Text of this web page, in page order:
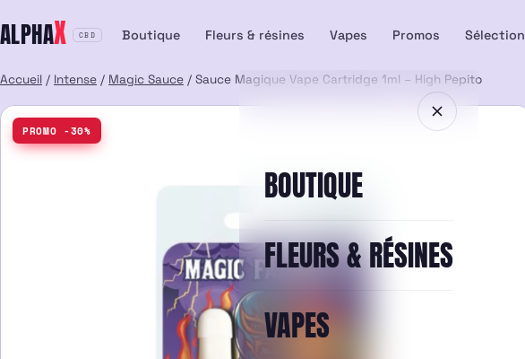
au
ALPHAX CBD Boutique Fleurs & résines Vapes Promos Sélection
BOUTIQUE
FLEURS & RÉSINES
VAPES
Accueil / Intense / Magic Sauce / Sauce Magique Vape Cartridge 1ml – High Pepito
PROMO -30%